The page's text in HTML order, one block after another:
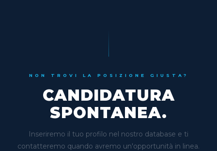
NON TROVI LA POSIZIONE GIUSTA?
CANDIDATURA
SPONTANEA.
Inseriremo il tuo profilo nel nostro database e ti
contatteremo quando avremo un'opportunità in linea.